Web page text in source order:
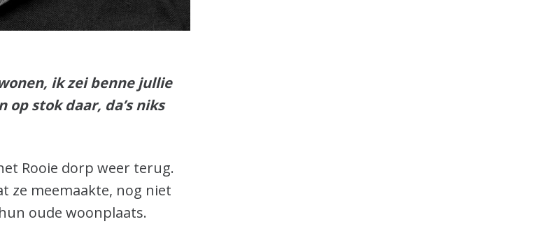
ik zei benne jullie
stok daar, da’s niks
Rooie dorp weer terug.
ze meemaakte, nog niet
oude woonplaats.